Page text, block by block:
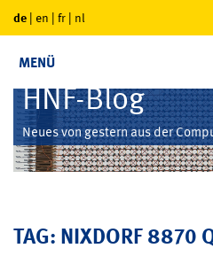
de | en | fr | nl
MENÜ
HNF-Blog
Neues von gestern aus der
TAG: NIXDORF 8870